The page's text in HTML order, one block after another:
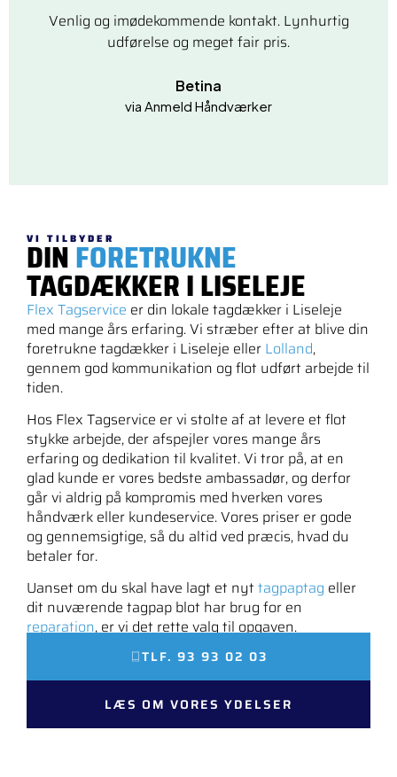
Venlig og imødekommende kontakt. Lynhurtig
udførelse og meget fair pris.
Betina
via Anmeld Håndværker
VI TILBYDER
DINFORETRUKNE
TAGDÆKKER I LISELEJE
Flex Tagservice er din lokale tagdækker i Liseleje
med mange års erfaring. Vi stræber efter at blive din
foretrukne tagdækker i Liseleje eller Lolland,
gennem god kommunikation og flot udført arbejde til
tiden.
Hos Flex Tagservice er vi stolte af at levere et flot
stykke arbejde, der afspejler vores mange års
erfaring og dedikation til kvalitet. Vi tror på, at en
glad kunde er vores bedste ambassadør, og derfor
går vi aldrig på kompromis med hverken vores
håndværk eller kundeservice. Vores priser er gode
og gennemsigtige, så du altid ved præcis, hvad du
betaler for.
Uanset om du skal have lagt et nyt tagpaptag eller
dit nuværende tagpap blot har brug for en
reparation, er vi det rette valg til opgaven.
TLF. 93 93 02 03
LÆS OM VORES YDELSER